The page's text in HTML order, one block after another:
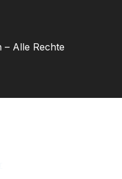
Alle Rechte